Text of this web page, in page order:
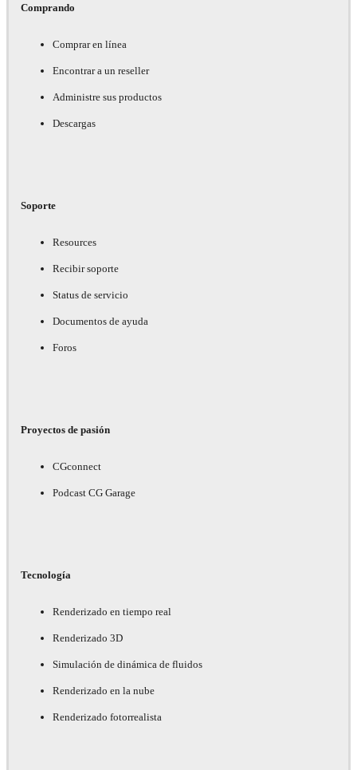
Comprando
Comprar en línea
Encontrar a un reseller
Administre sus productos
Descargas
Soporte
Resources
Recibir soporte
Status de servicio
Documentos de ayuda
Foros
Proyectos de pasión
CGconnect
Podcast CG Garage
Tecnología
Renderizado en tiempo real
Renderizado 3D
Simulación de dinámica de fluidos
Renderizado en la nube
Renderizado fotorrealista